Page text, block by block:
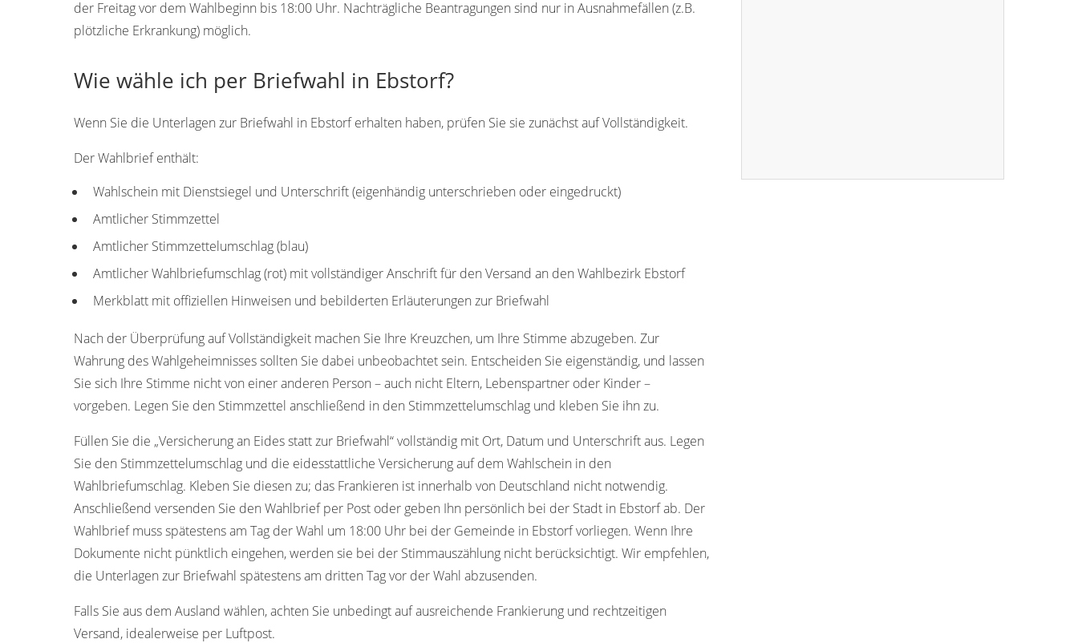
der Freitag vor dem Wahlbeginn bis 18:00 Uhr. Nachträgliche Beantragungen sind nur in Ausnahmefällen (z.B.
plötzliche Erkrankung) möglich.
Wie wähle ich per Briefwahl in Ebstorf?
Wenn Sie die Unterlagen zur Briefwahl in Ebstorf erhalten haben, prüfen Sie sie zunächst auf Vollständigkeit.
Der Wahlbrief enthält:
Wahlschein mit Dienstsiegel und Unterschrift (eigenhändig unterschrieben oder eingedruckt)
Amtlicher Stimmzettel
Amtlicher Stimmzettelumschlag (blau)
Amtlicher Wahlbriefumschlag (rot) mit vollständiger Anschrift für den Versand an den Wahlbezirk Ebstorf
Merkblatt mit offiziellen Hinweisen und bebilderten Erläuterungen zur Briefwahl
Nach der Überprüfung auf Vollständigkeit machen Sie Ihre Kreuzchen, um Ihre Stimme abzugeben. Zur
Wahrung des Wahlgeheimnisses sollten Sie dabei unbeobachtet sein. Entscheiden Sie eigenständig, und lassen
Sie sich Ihre Stimme nicht von einer anderen Person – auch nicht Eltern, Lebenspartner oder Kinder –
vorgeben. Legen Sie den Stimmzettel anschließend in den Stimmzettelumschlag und kleben Sie ihn zu.
Füllen Sie die „Versicherung an Eides statt zur Briefwahl“ vollständig mit Ort, Datum und Unterschrift aus. Legen
Sie den Stimmzettelumschlag und die eidesstattliche Versicherung auf dem Wahlschein in den
Wahlbriefumschlag. Kleben Sie diesen zu; das Frankieren ist innerhalb von Deutschland nicht notwendig.
Anschließend versenden Sie den Wahlbrief per Post oder geben Ihn persönlich bei der Stadt in Ebstorf ab. Der
Wahlbrief muss spätestens am Tag der Wahl um 18:00 Uhr bei der Gemeinde in Ebstorf vorliegen. Wenn Ihre
Dokumente nicht pünktlich eingehen, werden sie bei der Stimmauszählung nicht berücksichtigt. Wir empfehlen,
die Unterlagen zur Briefwahl spätestens am dritten Tag vor der Wahl abzusenden.
Falls Sie aus dem Ausland wählen, achten Sie unbedingt auf ausreichende Frankierung und rechtzeitigen
Versand, idealerweise per Luftpost.